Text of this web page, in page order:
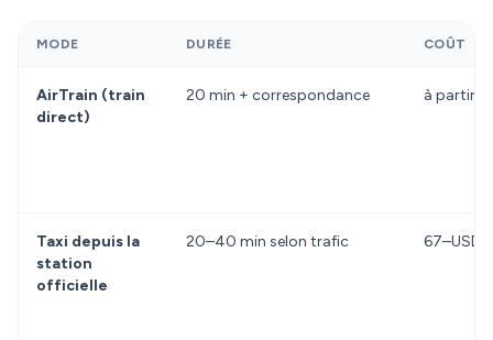
MODE DURÉE COÛT
AirTrain (train
direct)
20 min + correspondance à partir
Taxi depuis la
station
officielle
20–40 min selon trafic 67–USD